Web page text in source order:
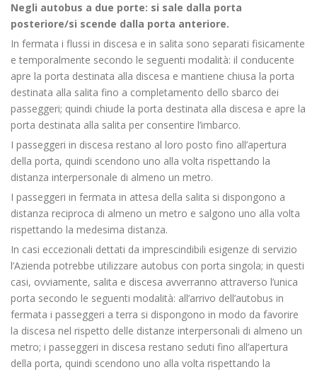
Negli autobus a due porte: si sale dalla porta
posteriore/si scende dalla porta anteriore.
In fermata i flussi in discesa e in salita sono separati fisicamente
e temporalmente secondo le seguenti modalità: il conducente
apre la porta destinata alla discesa e mantiene chiusa la porta
destinata alla salita fino a completamento dello sbarco dei
passeggeri; quindi chiude la porta destinata alla discesa e apre la
porta destinata alla salita per consentire l’imbarco.
I passeggeri in discesa restano al loro posto fino all’apertura
della porta, quindi scendono uno alla volta rispettando la
distanza interpersonale di almeno un metro.
I passeggeri in fermata in attesa della salita si dispongono a
distanza reciproca di almeno un metro e salgono uno alla volta
rispettando la medesima distanza.
In casi eccezionali dettati da imprescindibili esigenze di servizio
l’Azienda potrebbe utilizzare autobus con porta singola; in questi
casi, ovviamente, salita e discesa avverranno attraverso l’unica
porta secondo le seguenti modalità: all’arrivo dell’autobus in
fermata i passeggeri a terra si dispongono in modo da favorire
la discesa nel rispetto delle distanze interpersonali di almeno un
metro; i passeggeri in discesa restano seduti fino all’apertura
della porta, quindi scendono uno alla volta rispettando la